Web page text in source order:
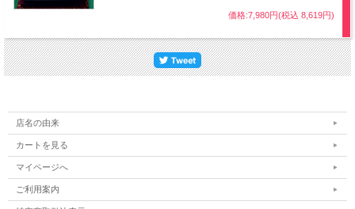
価格:7,980円(税込 8,619円)
店名の由来
カートを見る
マイページへ
ご利用案内